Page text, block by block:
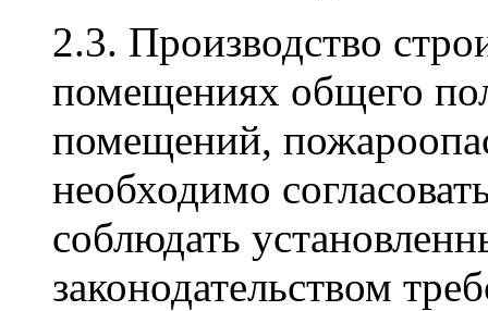
2.3. Производство
помещениях общего
помещений,
необходимо
соблюдать
законодательством